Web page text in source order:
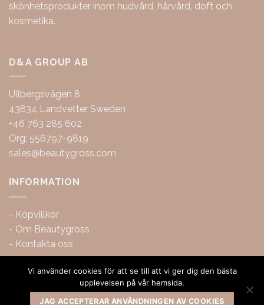
skönhetsprodukter inom hudvård, hårvård, doft och
kosmetika.
D&A GROUP AB
Ullbergsvägen 8
43834 Landvetter Sweden
+46 763 285 602
Org: 556797-9819
sales@beautygross.com
INFORMATION
- Köpvillkor
- Om Beautygross
- Kontakta oss
Vi använder cookies för att se till att vi ger dig den bästa
upplevelsen på vår hemsida.
JAG ACCEPTERAR ANVÄNDNINGEN AV COOKIES